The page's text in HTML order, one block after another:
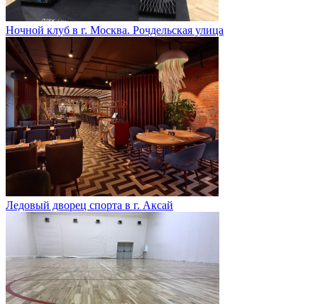
Ночной клуб в г. Москва. Рочдельская улица
Ледовый дворец спорта в г. Аксай